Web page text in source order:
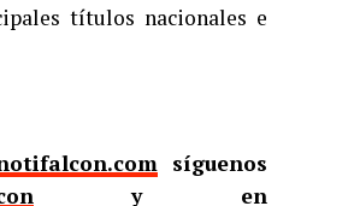
títulos nacionales e
síguenos
y en